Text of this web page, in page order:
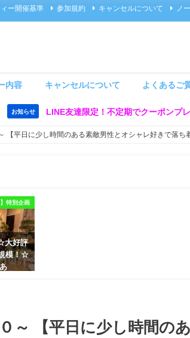
ー開催基準 参加規約 キャンセルについて ノ
内容 キャンセルについて よくあるご
お知らせ LINE友達限定！不定期でクーポンプ
【平日に少し時間のある素敵男性とオシャレ好きで落ち
】特別企画
大好評
模！☆
～ 【平日に少し時間の